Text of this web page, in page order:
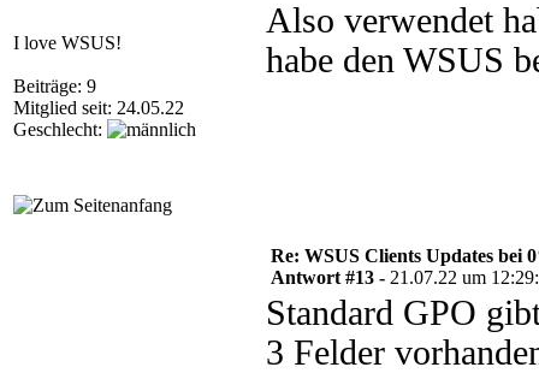
I love WSUS!
Beiträge: 9
Mitglied seit: 24.05.22
Geschlecht:
Also verwendet
habe den WSUS
Re: WSUS Clients Updates bei
Antwort #13 - 21.07.22 um
Standard GPO
3 Felder